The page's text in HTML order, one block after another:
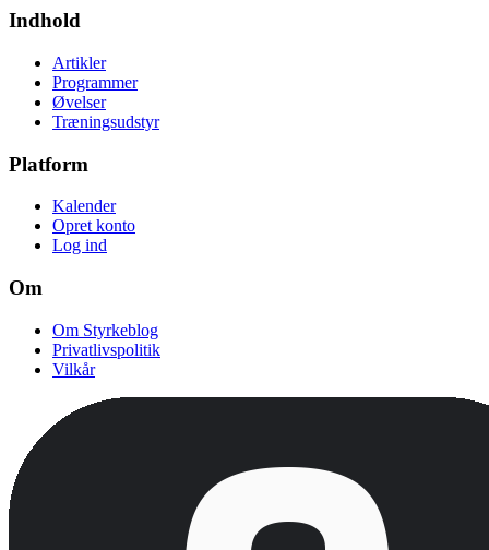
Indhold
Artikler
Programmer
Øvelser
Træningsudstyr
Platform
Kalender
Opret konto
Log ind
Om
Om Styrkeblog
Privatlivspolitik
Vilkår